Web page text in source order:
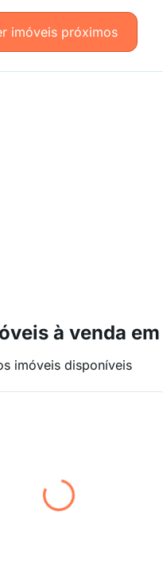
imóveis próximos
à venda
imóveis disponíveis